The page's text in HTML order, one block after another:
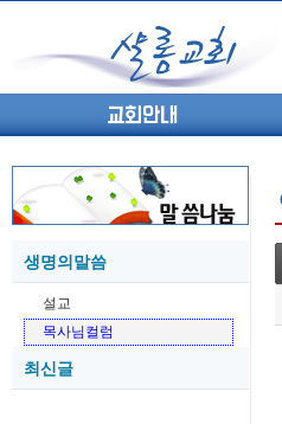
교회안내
생명의말씀
설교
목사님컬럼
최신글